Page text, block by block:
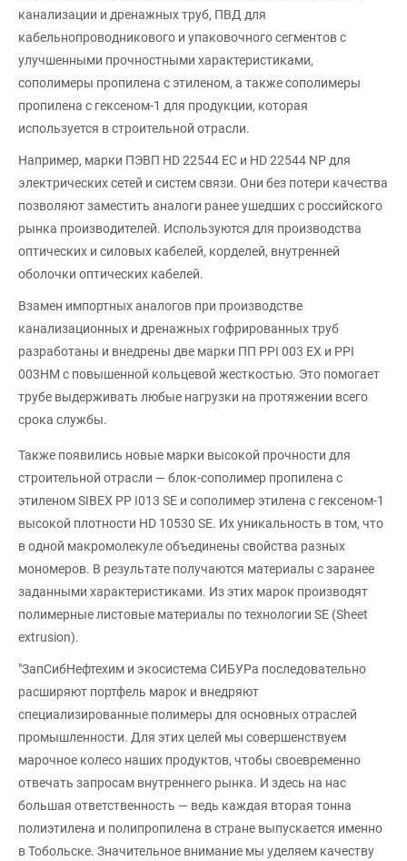
канализации и дренажных труб, ПВД для
кабельнопроводникового и упаковочного сегментов с
улучшенными прочностными характеристиками,
сополимеры пропилена с этиленом, а также сополимеры
пропилена с гексеном-1 для продукции, которая
используется в строительной отрасли.
Например, марки ПЭВП HD 22544 EC и HD 22544 NP для
электрических сетей и систем связи. Они без потери качества
позволяют заместить аналоги ранее ушедших с российского
рынка производителей. Используются для производства
оптических и силовых кабелей, корделей, внутренней
оболочки оптических кабелей.
Взамен импортных аналогов при производстве
канализационных и дренажных гофрированных труб
разработаны и внедрены две марки ПП PPI 003 EX и PPI
003HM с повышенной кольцевой жесткостью. Это помогает
трубе выдерживать любые нагрузки на протяжении всего
срока службы.
Также появились новые марки высокой прочности для
строительной отрасли — блок-сополимер пропилена с
этиленом SIBEX PP I013 SE и сополимер этилена с гексеном-1
высокой плотности HD 10530 SE. Их уникальность в том, что
в одной макромолекуле объединены свойства разных
мономеров. В результате получаются материалы с заранее
заданными характеристиками. Из этих марок производят
полимерные листовые материалы по технологии SE (Sheet
extrusion).
"ЗапСибНефтехим и экосистема СИБУРа последовательно
расширяют портфель марок и внедряют
специализированные полимеры для основных отраслей
промышленности. Для этих целей мы совершенствуем
марочное колесо наших продуктов, чтобы своевременно
отвечать запросам внутреннего рынка. И здесь на нас
большая ответственность — ведь каждая вторая тонна
полиэтилена и полипропилена в стране выпускается именно
в Тобольске. Значительное внимание мы уделяем качеству